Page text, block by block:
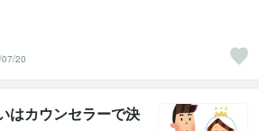
20
はカウンセラーで決